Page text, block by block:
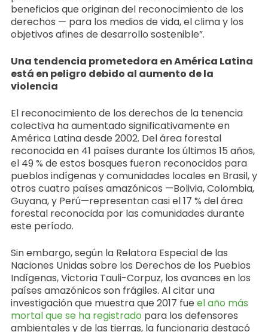
beneficios que originan del reconocimiento de los
derechos — para los medios de vida, el clima y los
objetivos afines de desarrollo sostenible”.
Una tendencia prometedora en América Latina
está en peligro debido al aumento de la
violencia
El reconocimiento de los derechos de la tenencia
colectiva ha aumentado significativamente en
América Latina desde 2002. Del área forestal
reconocida en 41 países durante los últimos 15 años,
el 49 % de estos bosques fueron reconocidos para
pueblos indígenas y comunidades locales en Brasil, y
otros cuatro países amazónicos —Bolivia, Colombia,
Guyana, y Perú—representan casi el 17 % del área
forestal reconocida por las comunidades durante
este período.
Sin embargo, según la Relatora Especial de las
Naciones Unidas sobre los Derechos de los Pueblos
Indígenas, Victoria Tauli-Corpuz, los avances en los
países amazónicos son frágiles. Al citar una
investigación que muestra que 2017 fue el año más
mortal que se ha registrado para los defensores
ambientales y de las tierras, la funcionaria destacó